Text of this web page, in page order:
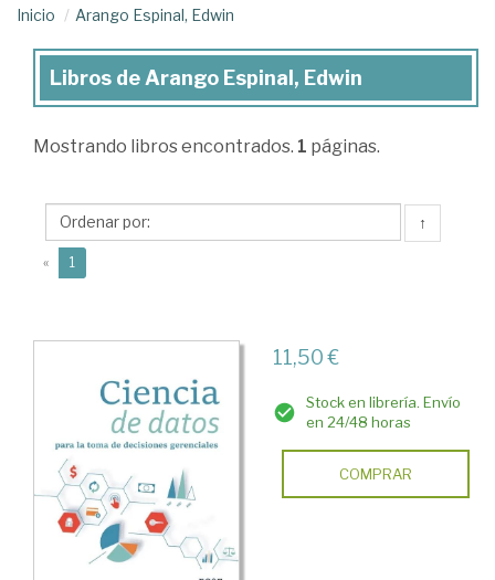
Inicio Arango Espinal, Edwin
Libros
Arango
Edwin
Libros de Arango Espinal, Edwin
Mostrando libros encontrados. 1 páginas.
↑
« 1
11,50 €
Stock en librería. Envío
en 24/48 horas
COMPRAR